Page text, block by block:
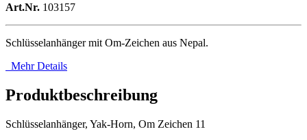
Art.Nr. 103157
Schlüsselanhänger mit Om-Zeichen aus Nepal.
Mehr Details
Produktbeschreibung
Schlüsselanhänger, Yak-Horn, Om Zeichen 11